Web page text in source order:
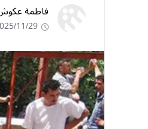
فاطمة
11/29